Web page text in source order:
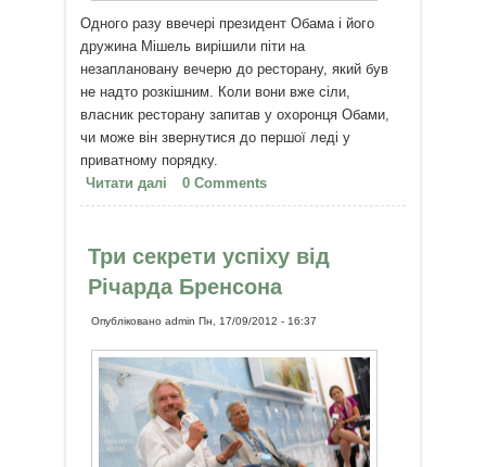
Одного разу ввечері президент Обама і його
дружина Мішель вирішили піти на
незаплановану вечерю до ресторану, який був
не надто розкішним. Коли вони вже сіли,
власник ресторану запитав у охоронця Обами,
чи може він звернутися до першої леді у
приватному порядку.
Читати далі про Дружина президента
0 Comments
Три секрети успіху від
Річарда Бренсона
Опублікованоadmin Пн, 17/09/2012 - 16:37